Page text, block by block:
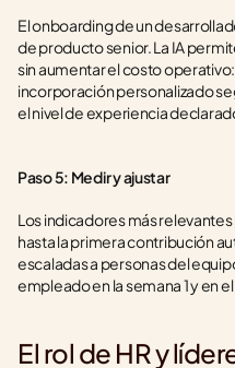
El onboarding de un
de producto senior. La IA
sin aumentar el costo
incorporación personalizado
el nivel de experiencia
Paso 5: Medir y ajustar
Los indicadores más
hasta la primera contribución
escaladas a personas del
empleado en la semana 1 y en
El rol de HR y